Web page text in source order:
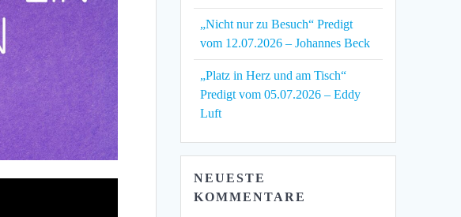
„Nicht nur zu Besuch“ Predigt
vom 12.07.2026 – Johannes Beck
„Platz in Herz und am Tisch“
Predigt vom 05.07.2026 – Eddy
Luft
NEUESTE
KOMMENTARE